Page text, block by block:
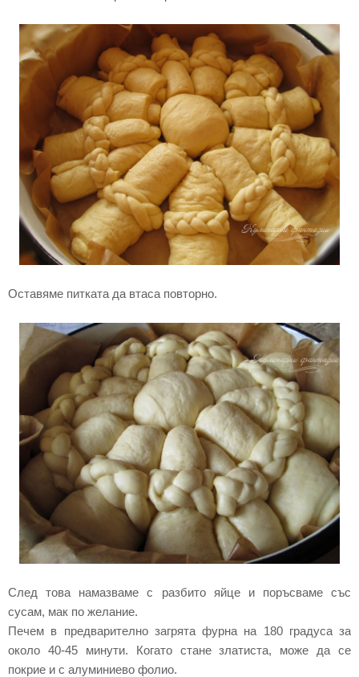
Оставяме питката да втаса повторно.
След това намазваме с разбито яйце и поръсваме със
сусам, мак по желание.
Печем в предварително загрята фурна на 180 градуса за
около 40-45 минути. Когато стане златиста, може да се
покрие и с алуминиево фолио.